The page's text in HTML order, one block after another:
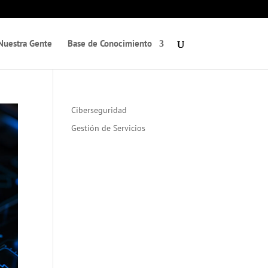
Gente Base de Conocimiento
Ciberseguridad
Gestión de Servicios